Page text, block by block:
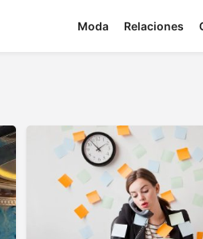
Moda Relaciones